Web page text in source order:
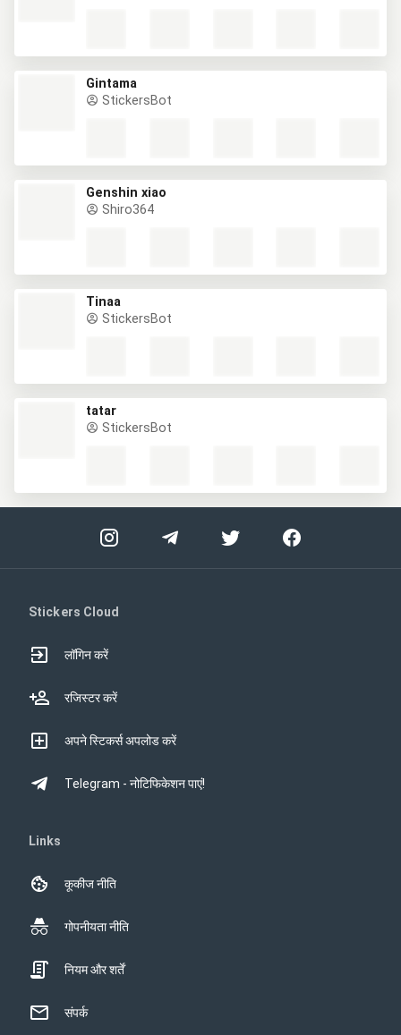
Gintama
StickersBot
Genshin xiao
Shiro364
Tinaa
StickersBot
tatar
StickersBot
Stickers Cloud
लॉगिन करें
रजिस्टर करें
अपने स्टिकर्स अपलोड करें
Telegram - नोटिफिकेशन पाएं!
Links
कूकीज नीति
गोपनीयता नीति
नियम और शर्तें
संपर्क